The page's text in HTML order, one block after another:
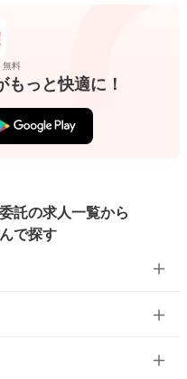
無料
もっと快適に！
託の求人一覧から
で探す